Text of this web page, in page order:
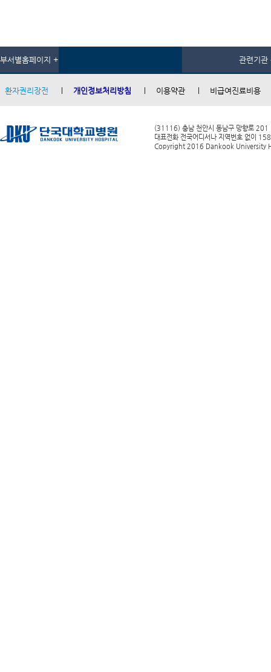
부서별홈페이지 + 관련기관
환자권리장전 개인정보처리방침 이용약관 비급여진료비용
(31116) 충남 천안시 동남구 망향로 201
대표전화 전국어디서나 지역번호 없이
Copyright 2016 Dankook University